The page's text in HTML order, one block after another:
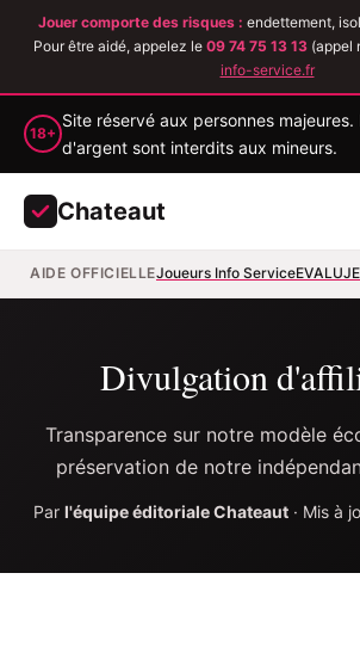
Jouer comporte des risques : endettement,
Pour être aidé, appelez le 09 74 75 13 13(appel
info-service.fr
18+
Site réservé aux personnes majeures.
d'argent sont interdits aux mineurs.
Chateaut
AIDE OFFICIELLEJoueurs Info Service
Divulgation
Transparence sur notre modèle
préservation de notre
Par l'équipe éditoriale Chateaut· Mis à